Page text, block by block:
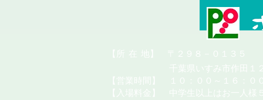
​【所 在
地】 〒２９８－０１３５
千葉県いすみ市作田１２
【営業時間】 １０：００～１６：０
【入場料金】 中学生以上はお一人様